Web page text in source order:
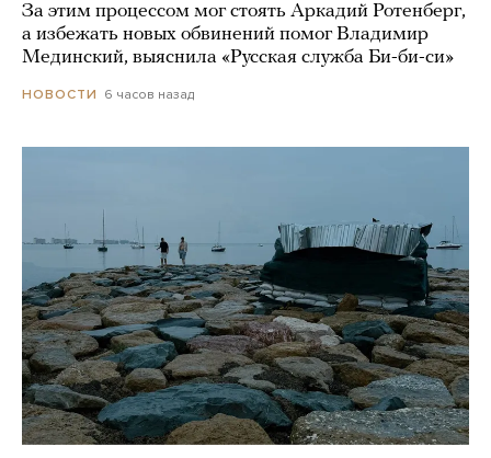
За этим процессом мог стоять Аркадий Ротенберг,
а избежать новых обвинений помог Владимир
Мединский, выяснила «Русская служба Би-би-си»
НОВОСТИ 6 часов назад